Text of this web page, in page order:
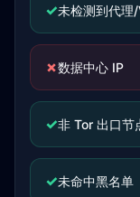
✓未检测到代理
✗数据中心 IP
✓非 Tor 出口节
✓未命中黑名单